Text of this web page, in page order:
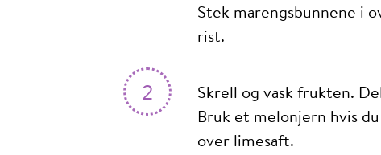
Stek marengsbunnene i
rist.
2
Skrell og vask frukten.
Bruk et melonjern hvis
over limesaft.